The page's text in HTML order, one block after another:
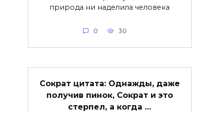
природа ни наделила человека
0 30
Сократ цитата: Однажды, даже
получив пинок, Сократ и это
стерпел, а когда …